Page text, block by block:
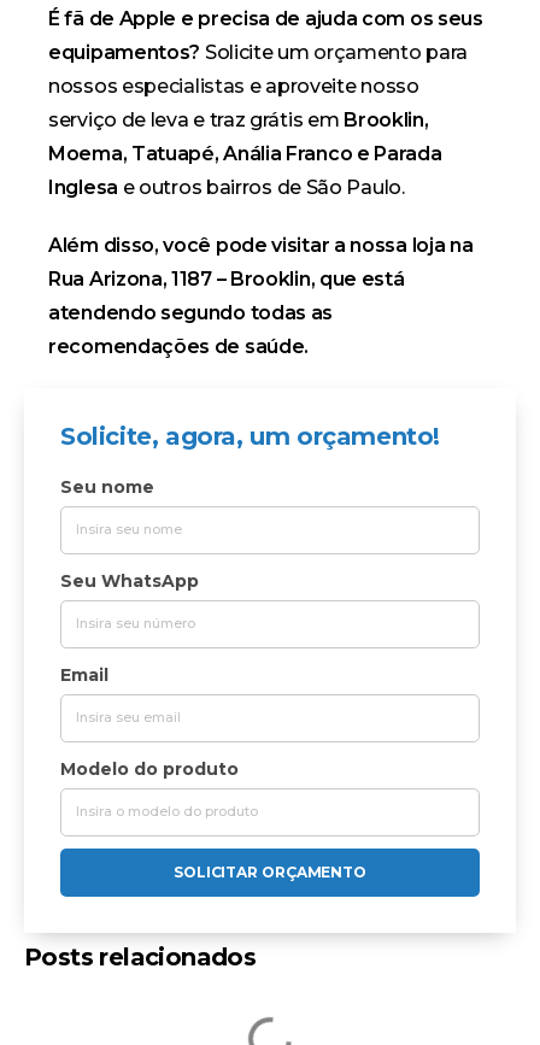
É fã de Apple e precisa de ajuda com os seus
equipamentos? Solicite um orçamento para
nossos especialistas e aproveite nosso
serviço de leva e traz grátis em Brooklin,
Moema, Tatuapé, Anália Franco e Parada
Inglesa e outros bairros de São Paulo.
Além disso, você pode visitar a nossa loja na
Rua Arizona, 1187 – Brooklin, que está
atendendo segundo todas as
recomendações de saúde.
Solicite, agora, um orçamento!
Seu nome
Seu WhatsApp
Email
Modelo do produto
SOLICITAR ORÇAMENTO
Posts relacionados